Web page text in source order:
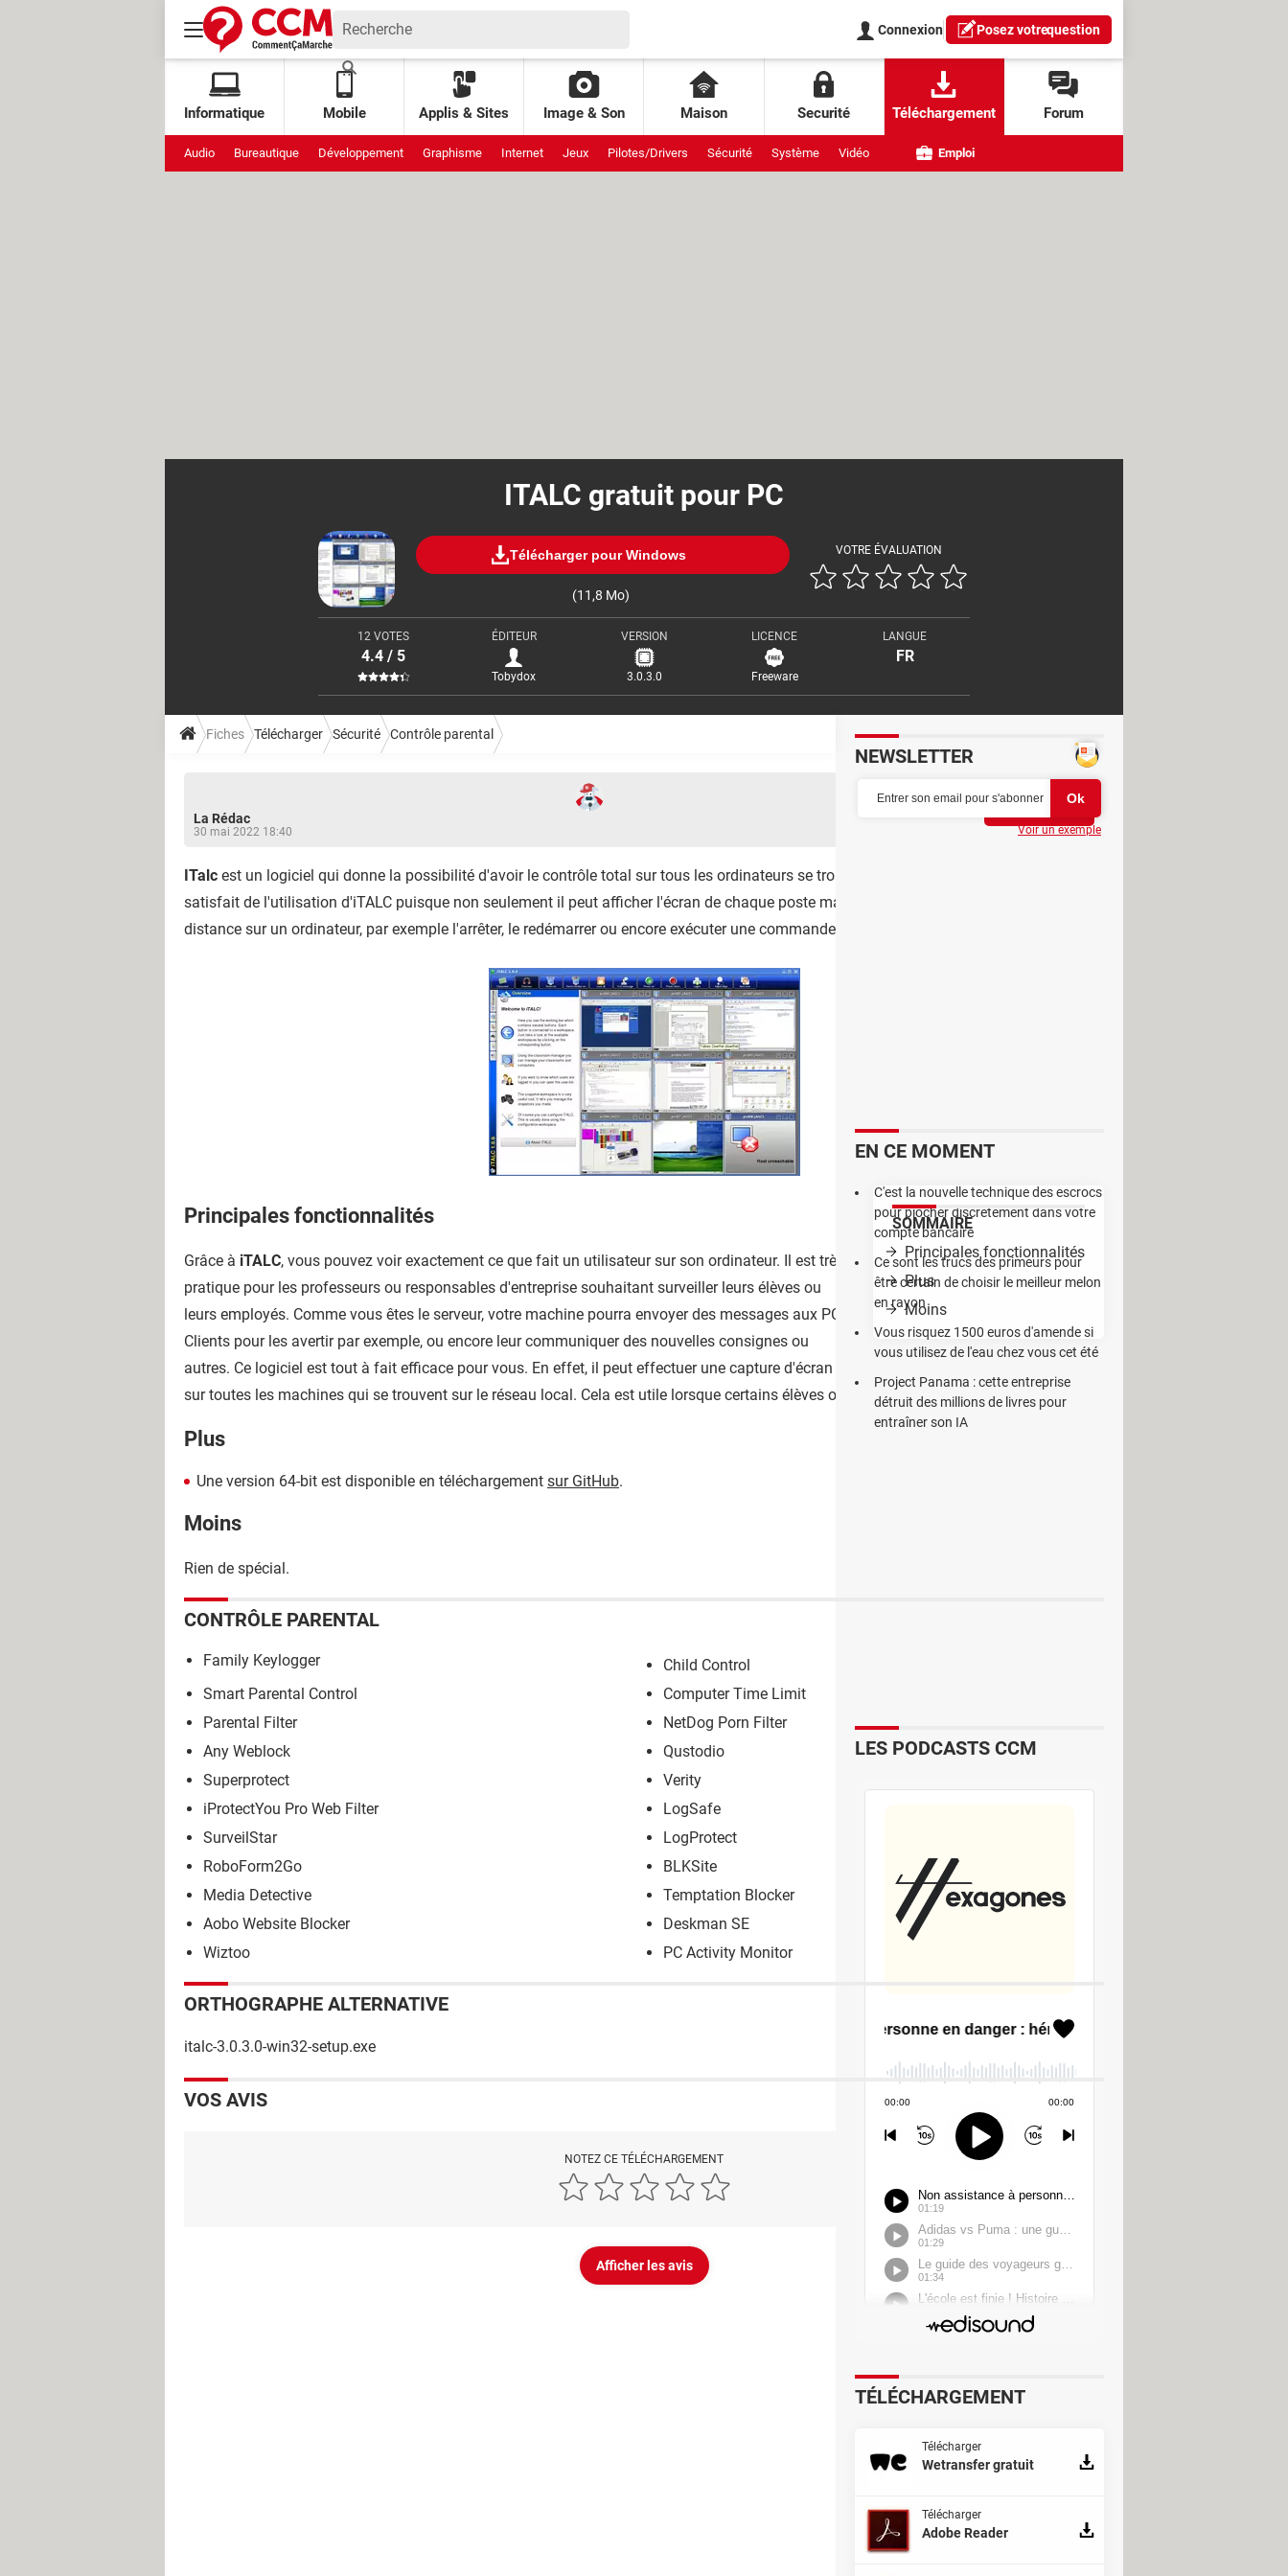
Connexion Posez votrequestion
Informatique Mobile Applis & Sites Image & Son Maison Securité Téléchargement Forum
Audio Bureautique Développement Graphisme Internet Jeux Pilotes/Drivers Sécurité Système Vidéo Emploi
ITALC gratuit pour PC
Télécharger pour Windows
(11,8 Mo)
VOTRE ÉVALUATION
12 VOTES
4.4 / 5
ÉDITEUR
Tobydox
VERSION
3.0.3.0
LICENCE
Freeware
LANGUE
FR
Fiches Télécharger Sécurité Contrôle parental
La Rédac
30 mai 2022 18:40
ITalc est un logiciel qui donne la possibilité d'avoir le contrôle total sur tous les ordinateurs se trouvant sur votre réseau local. Vous serez
satisfait de l'utilisation d'iTALC puisque non seulement il peut afficher l'écran de chaque poste mais il vous est aussi la possible d'agir à
distance sur un ordinateur, par exemple l'arrêter, le redémarrer ou encore exécuter une commande, ou autres.
SOMMAIRE
Principales fonctionnalités
Plus
Moins
Principales fonctionnalités
Grâce à iTALC, vous pouvez voir exactement ce que fait un utilisateur sur son ordinateur. Il est très
pratique pour les professeurs ou responsables d'entreprise souhaitant surveiller leurs élèves ou
leurs employés. Comme vous êtes le serveur, votre machine pourra envoyer des messages aux PC
Clients pour les avertir par exemple, ou encore leur communiquer des nouvelles consignes ou
autres. Ce logiciel est tout à fait efficace pour vous. En effet, il peut effectuer une capture d'écran
sur toutes les machines qui se trouvent sur le réseau local. Cela est utile lorsque certains élèves ou employés ne font pas leur travail.
Plus
Une version 64-bit est disponible en téléchargement sur GitHub.
Moins
Rien de spécial.
CONTRÔLE PARENTAL
Family Keylogger
Child Control
Smart Parental Control
Computer Time Limit
Parental Filter
NetDog Porn Filter
Any Weblock
Qustodio
Superprotect
Verity
iProtectYou Pro Web Filter
LogSafe
SurveilStar
LogProtect
RoboForm2Go
BLKSite
Media Detective
Temptation Blocker
Aobo Website Blocker
Deskman SE
Wiztoo
PC Activity Monitor
ORTHOGRAPHE ALTERNATIVE
italc-3.0.3.0-win32-setup.exe
VOS AVIS
NOTEZ CE TÉLÉCHARGEMENT
Afficher les avis
NEWSLETTER
Voir un exemple
EN CE MOMENT
C'est la nouvelle technique des escrocs
pour piocher discrètement dans votre
compte bancaire
Ce sont les trucs des primeurs pour
être certain de choisir le meilleur melon
en rayon
Vous risquez 1500 euros d'amende si
vous utilisez de l'eau chez vous cet été
Project Panama : cette entreprise
détruit des millions de livres pour
entraîner son IA
LES PODCASTS CCM
TÉLÉCHARGEMENT
Télécharger
Wetransfer gratuit
Télécharger
Adobe Reader